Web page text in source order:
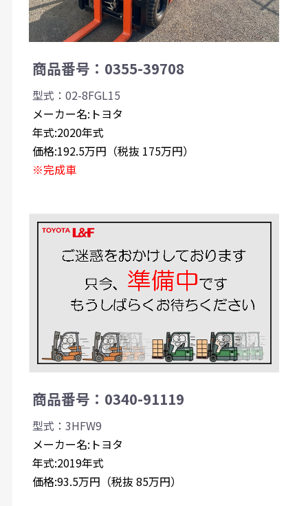
商品番号：0355-39708
型式：02-8FGL15
メーカー名:トヨタ
年式:2020年式
価格:192.5万円（税抜 175万円）
※完成車
商品番号：0340-91119
型式：3HFW9
メーカー名:トヨタ
年式:2019年式
価格:93.5万円（税抜 85万円）